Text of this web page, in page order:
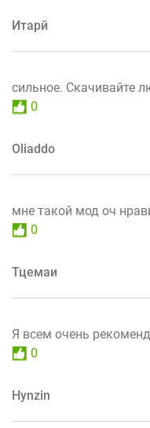
Итарй
сильное. Скачивайте
0
Oliaddo
мне такой мод оч
0
Тцемаи
Я всем очень
0
Hynzin